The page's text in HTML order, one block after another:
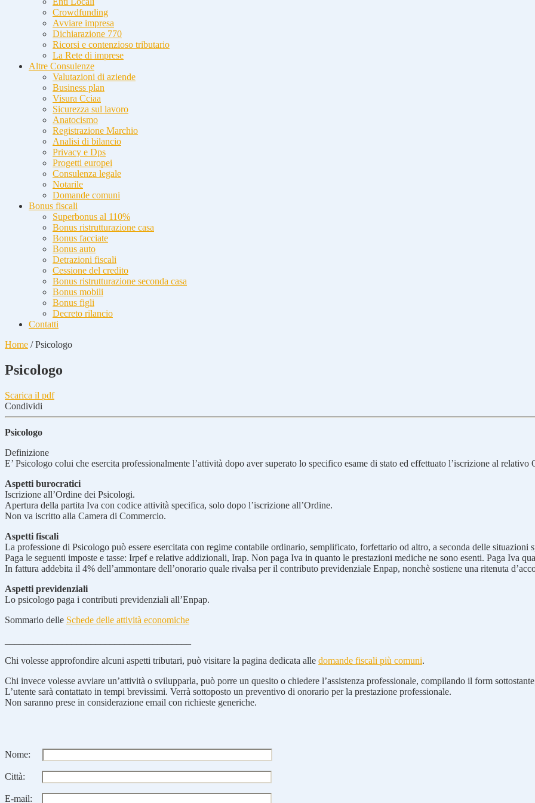
Crowdfunding
Avviare impresa
Dichiarazione 770
Ricorsi e contenzioso tributario
La Rete di imprese
Altre Consulenze
Valutazioni di aziende
Business plan
Visura Cciaa
Sicurezza sul lavoro
Anatocismo
Registrazione Marchio
Analisi di bilancio
Privacy e Dps
Progetti europei
Consulenza legale
Notarile
Domande comuni
Bonus fiscali
Superbonus al 110%
Bonus ristrutturazione casa
Bonus facciate
Bonus auto
Detrazioni fiscali
Cessione del credito
Bonus ristrutturazione seconda casa
Bonus mobili
Bonus figli
Decreto rilancio
Contatti
Home /Psicologo
Psicologo
Scarica il pdf
Condividi
Psicologo
Definizione
E’ Psicologo colui che esercita professionalmente l’attività dopo aver superato lo specifico esame di stato ed effettuato l’iscrizione al relativo
Aspetti burocratici
Iscrizione all’Ordine dei Psicologi.
Apertura della partita Iva con codice attività specifica, solo dopo l’iscrizione all’Ordine.
Non va iscritto alla Camera di Commercio.
Aspetti fiscali
La professione di Psicologo può essere esercitata con regime contabile ordinario, semplificato, forfettario od altro, a seconda delle situazioni
Paga le seguenti imposte e tasse: Irpef e relative addizionali, Irap. Non paga Iva in quanto le prestazioni mediche ne sono esenti. Paga Iva
In fattura addebita il 4% dell’ammontare dell’onorario quale rivalsa per il contributo previdenziale Enpap, nonchè sostiene una ritenuta
Aspetti previdenziali
Lo psicologo paga i contributi previdenziali all’Enpap.
Sommario delle Schede delle attività economiche
Chi volesse approfondire alcuni aspetti tributari, può visitare la pagina dedicata alle domande fiscali più comuni.
Chi invece volesse avviare un’attività o svilupparla, può porre un quesito o chiedere l’assistenza professionale, compilando il form
L’utente sarà contattato in tempi brevissimi. Verrà sottoposto un preventivo di onorario per la prestazione professionale.
Non saranno prese in considerazione email con richieste generiche.
Nome:
Città:
E-mail: